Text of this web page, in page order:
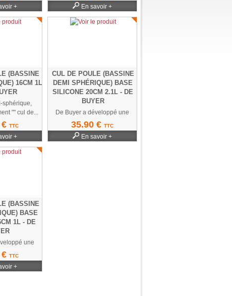
+ En savoir +
(BASSINE
16CM 1L
sphérique,
"" cul de...
TTC
+
CUL DE POULE (BASSINE
DEMI SPHÉRIQUE) BASE
SILICONE 20CM 2.1L - DE
BUYER
De Buyer a développé une
nouvelle bassine...
35.90 € TTC
En savoir +
(BASSINE
BASE
1L - DE
une
TTC
+